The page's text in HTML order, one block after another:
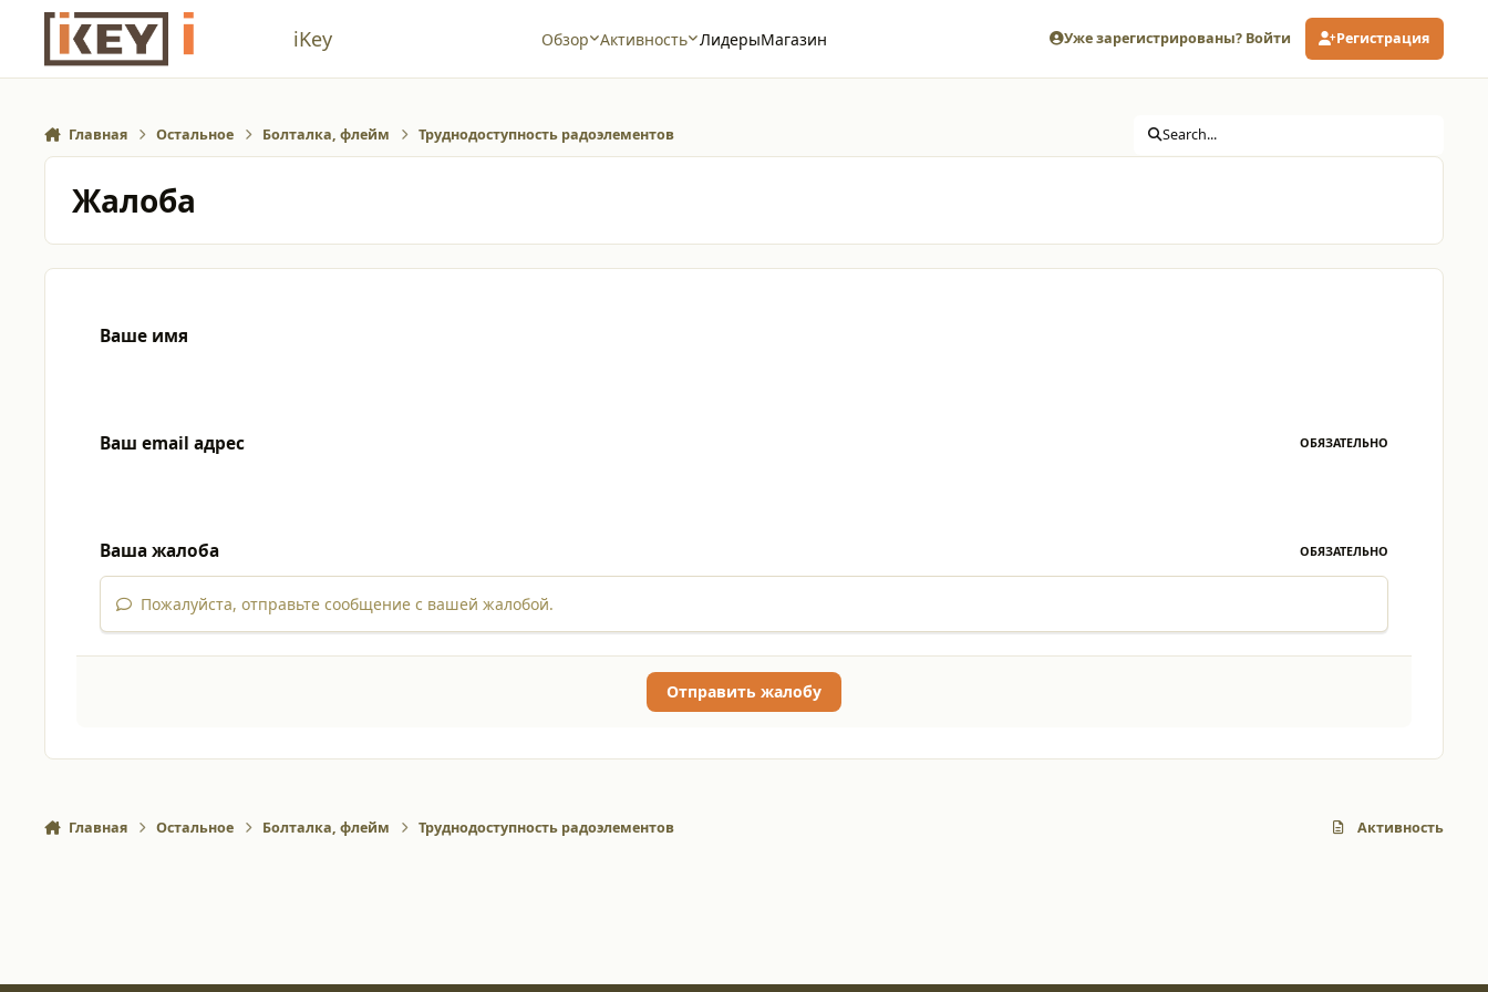
Перейти к содержанию
iKey Обзор Активность ЛидерыМагазин Уже зарегистрированы? Войти Регистрация
Главная Остальное Болталка, флейм Труднодоступность радоэлементов Search...
Жалоба
Ваше имя
Ваш email адрес ОБЯЗАТЕЛЬНО
Ваша жалоба ОБЯЗАТЕЛЬНО
Пожалуйста, отправьте сообщение с вашей жалобой.
Отправить жалобу
Главная Остальное Болталка, флейм Труднодоступность радоэлементов Активность